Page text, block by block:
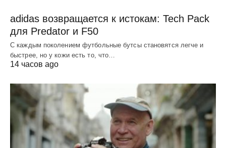
adidas возвращается к истокам: Tech Pack
для Predator и F50
С каждым поколением футбольные бутсы становятся легче и
быстрее, но у кожи есть то, что…
14 часов ago